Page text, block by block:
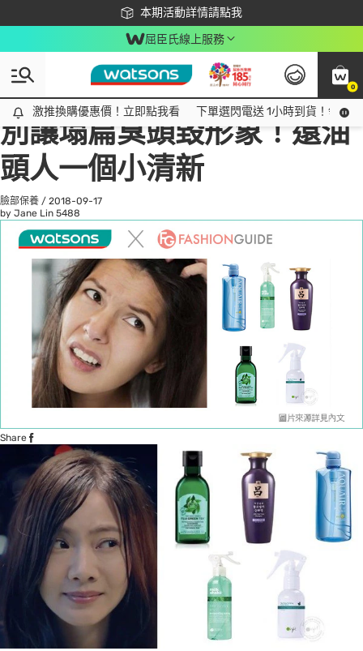
本期活動詳情請點我
下載app最高回饋$350
屈臣氏線上服務
0
激推換購優惠價！立即點我看
激推換購優惠價！立即點我看 下單選閃電送 1小時到貨！領神
All
話題趨勢
別讓塌扁臭頭毀形象！還油
頭人一個小清新
臉部保養 / 2018-09-17
by Jane Lin 5488
Share